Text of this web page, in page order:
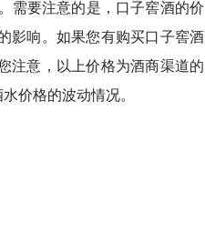
需要注意的是，口子窖酒的价
影响。如果您有购买口子窖酒
注意，以上价格为酒商渠道的
价格的波动情况。